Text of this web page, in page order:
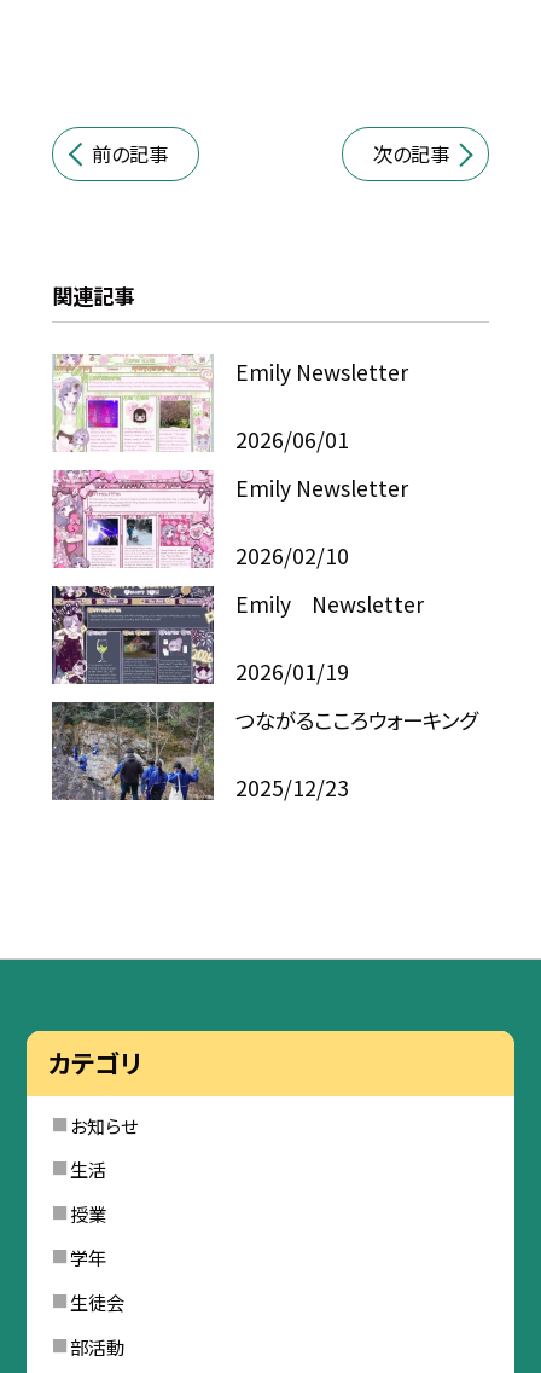
前の記事 次の記事
関連記事
Emily Newsletter
2026/06/01
Emily Newsletter
2026/02/10
Emily Newsletter
2026/01/19
つながるこころウォーキング
2025/12/23
カテゴリ
お知らせ
生活
授業
学年
生徒会
部活動